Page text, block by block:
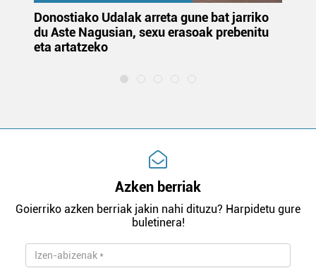
Donostiako Udalak arreta gune bat jarriko
du Aste Nagusian, sexu erasoak prebenitu
eta artatzeko
Azken berriak
Goierriko azken berriak jakin nahi dituzu? Harpidetu gure
buletinera!